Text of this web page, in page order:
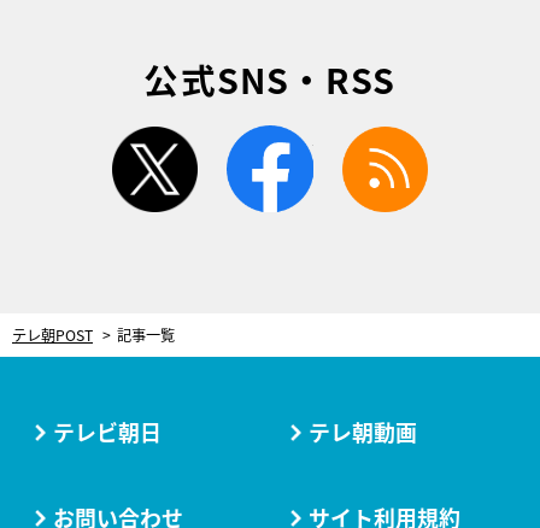
公式SNS・RSS
twitter facebook
テレ朝POST 記事一覧
テレビ朝日 テレ朝動画
お問い合わせ サイト利用規約